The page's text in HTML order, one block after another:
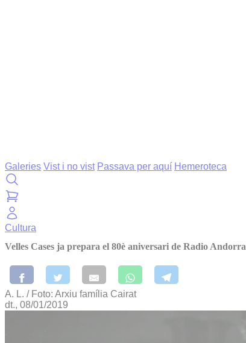
Galeries Vist i no vist Passava per aquí Hemeroteca
Cultura
Velles Cases ja prepara el 80è aniversari de Radio Andorra
A. L. / Foto: Arxiu família Cairat
dt., 08/01/2019